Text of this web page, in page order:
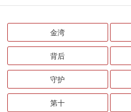
金湾
背后
守护
第十